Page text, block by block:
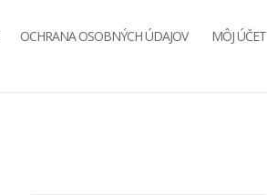
OCHRANA OSOBNÝCH ÚDAJOV MÔJ ÚČET